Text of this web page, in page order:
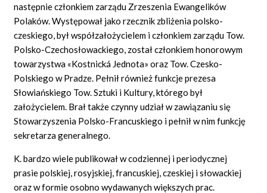
następnie członkiem zarządu Zrzeszenia Ewangelików
Polaków. Występował jako rzecznik zbliżenia polsko-
czeskiego, był współzałożycielem i członkiem zarządu Tow.
Polsko-Czechosłowackiego, został członkiem honorowym
towarzystwa «Kostnická Jednota» oraz Tow. Czesko-
Polskiego w Pradze. Pełnił również funkcje prezesa
Słowiańskiego Tow. Sztuki i Kultury, którego był
założycielem. Brał także czynny udział w zawiązaniu się
Stowarzyszenia Polsko-Francuskiego i pełnił w nim funkcję
sekretarza generalnego.
K. bardzo wiele publikował w codziennej i periodycznej
prasie polskiej, rosyjskiej, francuskiej, czeskiej i słowackiej
oraz w formie osobno wydawanych większych prac.